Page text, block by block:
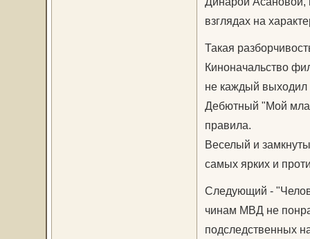
взглядах на
Такая
Киноначальство
не каждый выходил
Дебютный "Мой
правила.
Веселый и
самых ярких и
Следующий -
чинам МВД не
подследственных